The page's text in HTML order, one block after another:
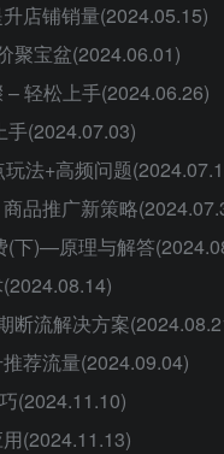
升店铺销量(2024.05.15)
聚宝盆(2024.06.01)
– 轻松上手(2024.06.26)
手(2024.07.03)
玩法+高频问题
商品推广新策略
(下)—原理与解答
(2024.08.14)
断流解决方案
推荐流量(2024.09.04)
(2024.11.10)
用(2024.11.13)